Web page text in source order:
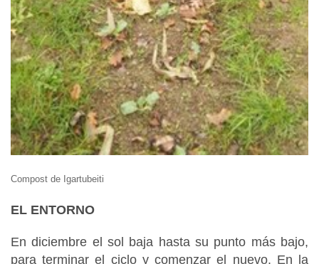
Compost de Igartubeiti
EL ENTORNO
En diciembre el sol baja hasta su punto más bajo,
para terminar el ciclo y comenzar el nuevo. En la